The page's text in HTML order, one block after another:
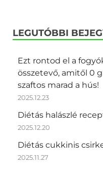
LEGUTÓBBI
Ezt rontod el a
összetevő, amitől 0
szaftos marad a hús!
2025.12.23
Diétás halászlé
2025.12.20
Diétás cukkinis
2025.11.27